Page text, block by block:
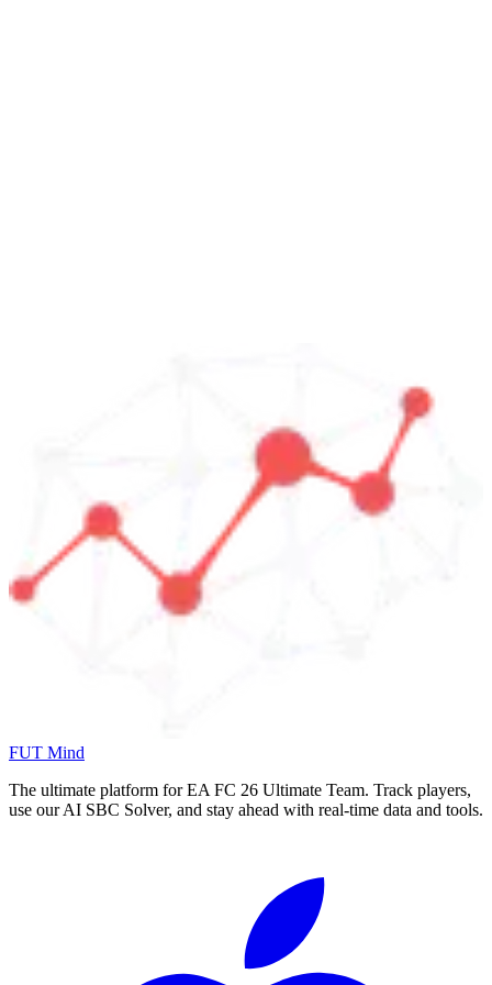
FUT Mind
The ultimate platform for EA FC 26 Ultimate Team. Track players,
use our AI SBC Solver, and stay ahead with real-time data and tools.